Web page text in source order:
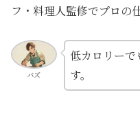
フ・料理人監修でプロの
バズ
低カロリー
す。